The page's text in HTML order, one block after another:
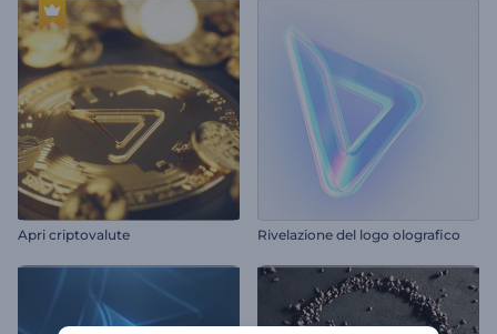
Apri criptovalute Rivelazione del logo olografico